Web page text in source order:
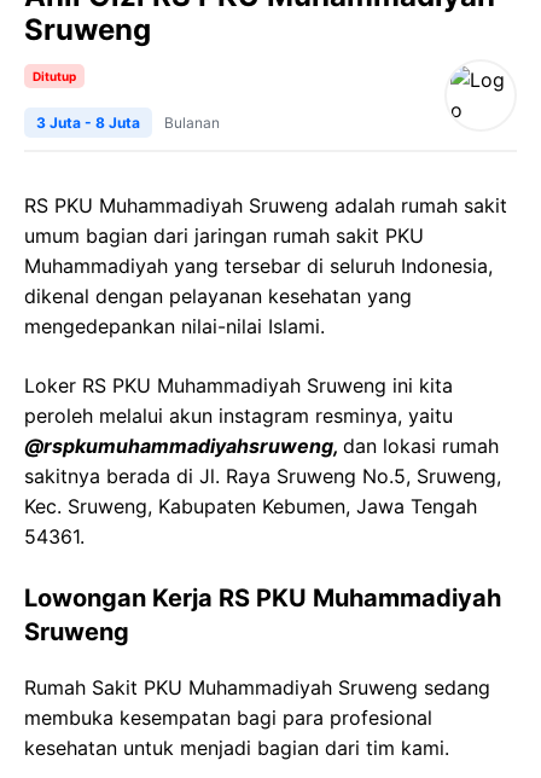
Sruweng
Ditutup
3 Juta - 8 Juta Bulanan
RS PKU Muhammadiyah Sruweng adalah rumah sakit
umum bagian dari jaringan rumah sakit PKU
Muhammadiyah yang tersebar di seluruh Indonesia,
dikenal dengan pelayanan kesehatan yang
mengedepankan nilai-nilai Islami.
Loker RS PKU Muhammadiyah Sruweng ini kita
peroleh melalui akun instagram resminya, yaitu
@rspkumuhammadiyahsruweng, dan lokasi rumah
sakitnya berada di Jl. Raya Sruweng No.5, Sruweng,
Kec. Sruweng, Kabupaten Kebumen, Jawa Tengah
54361.
Lowongan Kerja RS PKU Muhammadiyah
Sruweng
Rumah Sakit PKU Muhammadiyah Sruweng sedang
membuka kesempatan bagi para profesional
kesehatan untuk menjadi bagian dari tim kami.